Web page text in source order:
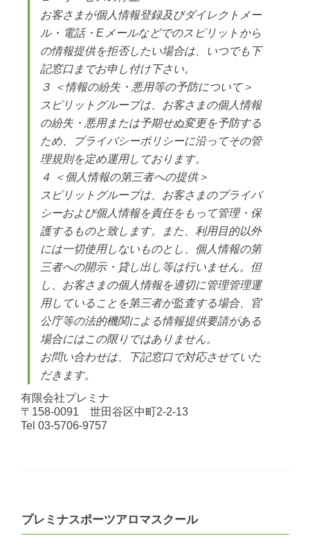
お客さまが個人情報登録及びダイレクトメー
ル・電話・Eメールなどでのスピリットから
の情報提供を拒否したい場合は、いつでも下
記窓口までお申し付け下さい。
３ ＜情報の紛失・悪用等の予防について＞
スピリットグループは、お客さまの個人情報
の紛失・悪用または予期せぬ変更を予防する
ため、プライバシーポリシーに沿ってその管
理規則を定め運用しております。
４ ＜個人情報の第三者への提供＞
スピリットグループは、お客さまのプライバ
シーおよび個人情報を責任をもって管理・保
護するものと致します。また、利用目的以外
には一切使用しないものとし、個人情報の第
三者への開示・貸し出し等は行いません。但
し、お客さまの個人情報を適切に管理管理運
用していることを第三者が監査する場合、官
公庁等の法的機関による情報提供要請がある
場合にはこの限りではありません。
お問い合わせは、下記窓口で対応させていた
だきます。
有限会社プレミナ
〒158-0091 世田谷区中町2-2-13
Tel 03-5706-9757
プレミナスポーツアロマスクール